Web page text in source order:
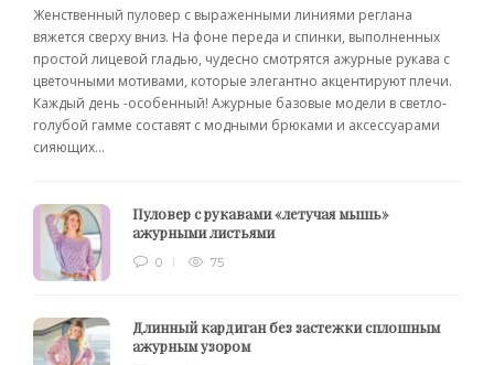
Женственный пуловер с выраженными линиями реглана
вяжется сверху вниз. На фоне переда и спинки, выполненных
простой лицевой гладью, чудесно смотрятся ажурные рукава с
цветочными мотивами, которые элегантно акцентируют плечи.
Каждый день -особенный! Ажурные базовые модели в светло-
голубой гамме составят с модными брюками и аксессуарами
сияющих...
Пуловер с рукавами «летучая мышь»
ажурными листьями
0 75
Длинный кардиган без застежки сплошным
ажурным узором